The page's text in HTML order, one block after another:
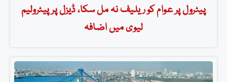
پیٹرول پر عوام کو ریلیف نہ مل سکا، ڈیزل پر پیٹرولیم
لیوی میں اضافہ